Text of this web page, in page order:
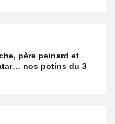
père peinard et
nos potins du 3